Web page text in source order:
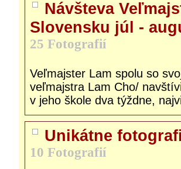
Návšteva
Slovensku júl -
25 Fotografií
Veľmajster Lam spolu so
veľmajstra Lam Cho/
v jeho škole dva týždne,
Unikátne
10 Fotografií